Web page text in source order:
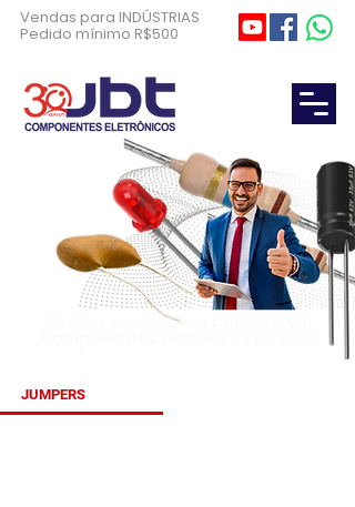
Vendas para INDÚSTRIAS
Pedido mínimo R$500
30 anos sendoo seu parceiro em
JUMPERS